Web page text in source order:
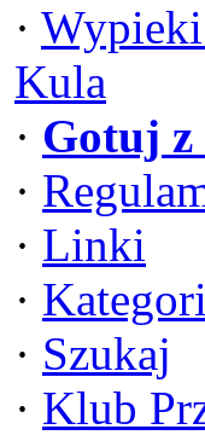
· Wypieki
Kula
· Gotuj
·
· Linki
·
· Szukaj
· Klub